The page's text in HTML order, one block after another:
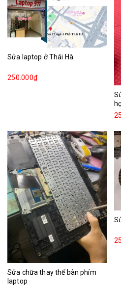
Sửa laptop ở Thái Hà
250.000₫
Sửa chữa thay thế bàn phím
laptop